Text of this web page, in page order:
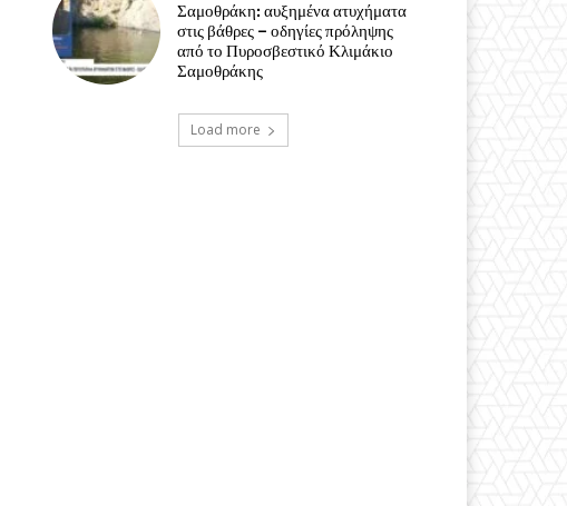
Σαμοθράκη: αυξημένα ατυχήματα
στις βάθρες – οδηγίες πρόληψης
από το Πυροσβεστικό Κλιμάκιο
Σαμοθράκης
Load more